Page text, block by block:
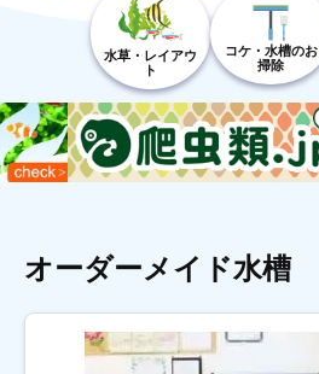
水草・レイアウ
ト
コケ・水槽のお
掃除
オーダーメイド水槽